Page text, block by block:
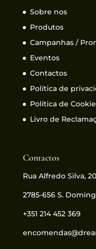
Sobre nos
Produtos
Campanhas /
Eventos
Contactos
Política de
Política de
Livro de
Contactos
Rua Alfredo Silva,
2785-656 S.
+351 214 452 369